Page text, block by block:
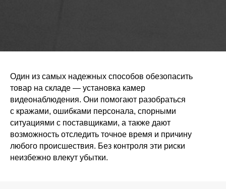
Один из самых надежных способов обезопасить
товар на складе — установка камер
видеонаблюдения. Они помогают разобраться
с кражами, ошибками персонала, спорными
ситуациями с поставщиками, а также дают
возможность отследить точное время и причину
любого происшествия. Без контроля эти риски
неизбежно влекут убытки.